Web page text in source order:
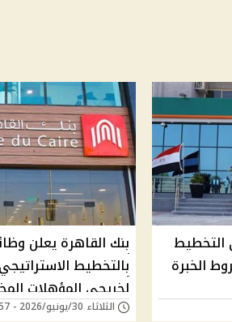
القاهرة 2026 في التخطيط
الخبرة
بنك القاهرة يعلن
بالتخطيط
لخريجي المؤهلات المختلفة
الثلاثاء 30/يونيو/2026 - 09:57 م